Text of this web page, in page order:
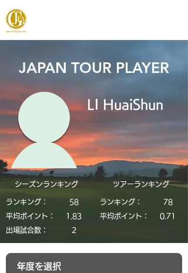
JAPAN TOUR PLAYER
LI HuaiShun
シーズンランキング
ランキング：
58
平均ポイント：
1.83
​出場試合数：
2
​ツアーランキング
ランキング：
78
平均ポイント：
0.71